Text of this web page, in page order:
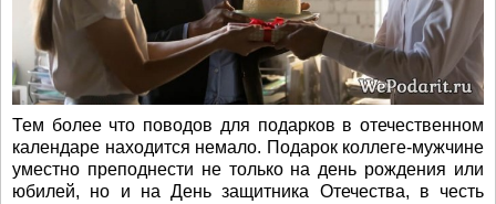
Тем более что поводов для подарков в отечественном
календаре находится немало. Подарок коллеге-мужчине
уместно преподнести не только на день рождения или
юбилей, но и на День защитника Отечества, в честь